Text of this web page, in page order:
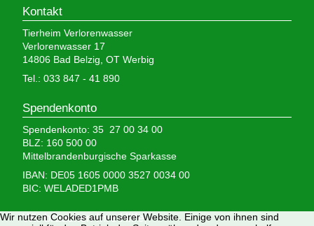
Kontakt
Tierheim Verlorenwasser
Verlorenwasser 17
14806 Bad Belzig, OT Werbig
Tel.: 033 847 - 41 890
Spendenkonto
Spendenkonto: 35 27 00 34 00
BLZ: 160 500 00
Mittelbrandenburgische Sparkasse
IBAN: DE05 1605 0000 3527 0034 00
BIC: WELADED1PMB
Wir brauchen Ihre Hilfe,
Wir nutzen Cookies auf unserer Website. Einige von ihnen sind